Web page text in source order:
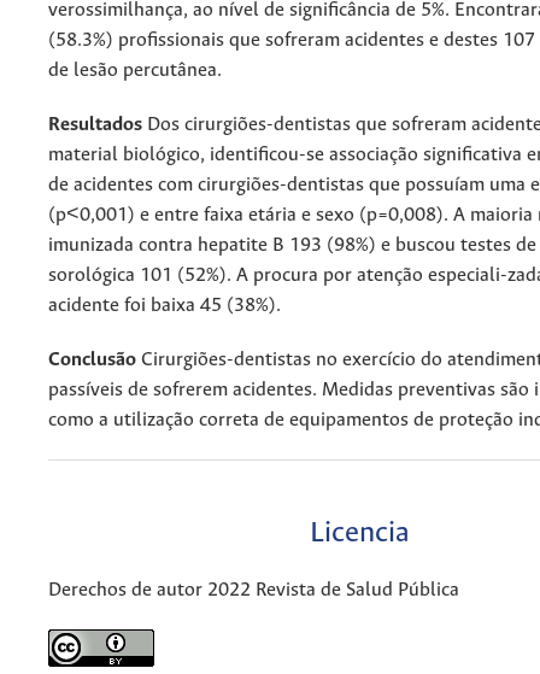
verossimilhança, ao nível de significância de 5%.
(58.3%) profissionais que sofreram acidentes e destes
de lesão percutânea.
Resultados Dos cirurgiões-dentistas que sofreram
material biológico, identificou-se associação significativa
de acidentes com cirurgiões-dentistas que possuíam uma
(p<0,001) e entre faixa etária e sexo (p=0,008). A
imunizada contra hepatite B 193 (98%) e buscou testes
sorológica 101 (52%). A procura por atenção especiali-
acidente foi baixa 45 (38%).
Conclusão Cirurgiões-dentistas no exercício do
passíveis de sofrerem acidentes. Medidas preventivas são
como a utilização correta de equipamentos de proteção
Licencia
Derechos de autor 2022 Revista de Salud Pública